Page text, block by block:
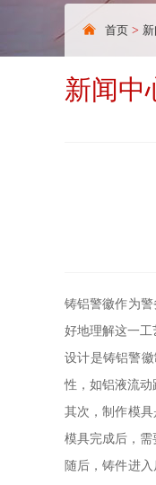
首页 >
新闻中
铸铝警徽作为
好地理解这一工
设计是铸铝警
性，如铝液流动
其次，制作模
模具完成后，需
随后，铸件进